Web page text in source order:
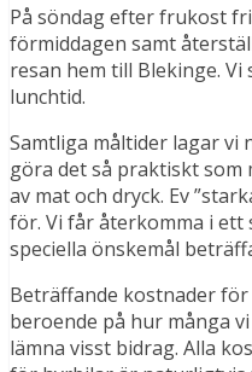
På söndag efter frukost
förmiddagen samt
resan hem till Blekinge.
lunchtid.
Samtliga måltider lagar vi
göra det så praktiskt som
av mat och dryck. Ev
för. Vi får återkomma i ett
speciella önskemål
Beträffande kostnader
beroende på hur många
lämna visst bidrag. Alla